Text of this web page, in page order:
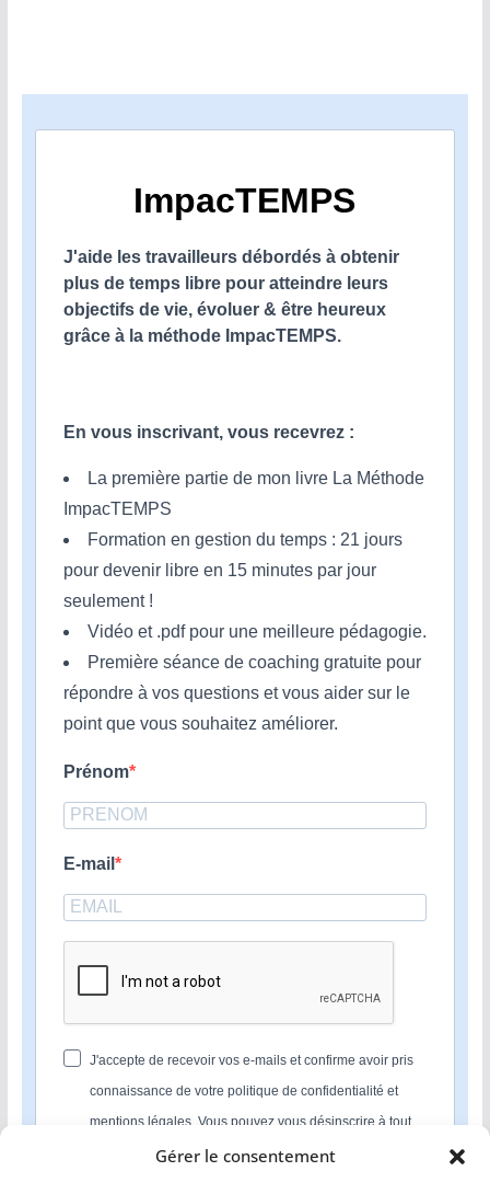
Gérer le consentement
ImpacTEMPS
J'aide les travailleurs débordés à obtenir
plus de temps libre pour atteindre leurs
objectifs de vie, évoluer & être heureux
grâce à la méthode ImpacTEMPS.
En vous inscrivant, vous recevrez :
La première partie de mon livre La Méthode
ImpacTEMPS
Formation en gestion du temps : 21 jours
pour devenir libre en 15 minutes par jour
seulement !
Vidéo et .pdf pour une meilleure pédagogie.
Première séance de coaching gratuite pour
répondre à vos questions et vous aider sur le
point que vous souhaitez améliorer.
Prénom
E-mail
J'accepte de recevoir vos e-mails et confirme avoir pris
connaissance de votre politique de confidentialité et
mentions légales. Vous pouvez vous désinscrire à tout
moment en cliquant sur le lien présent dans nos emails.